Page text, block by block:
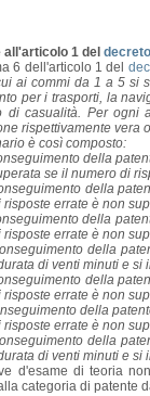
all'articolo 1 del
6 dell'articolo 1 del
ai commi da 1 a 5 si
per i trasporti, la
di casualità. Per ogni
rispettivamente vera
è così composto:
della
se il numero di
della
risposte errate è non
della
risposte errate è non
della
di venti minuti e si
della
risposte errate è non
della
risposte errate è non
della
di venti minuti e si
d'esame di teoria
categoria di patente